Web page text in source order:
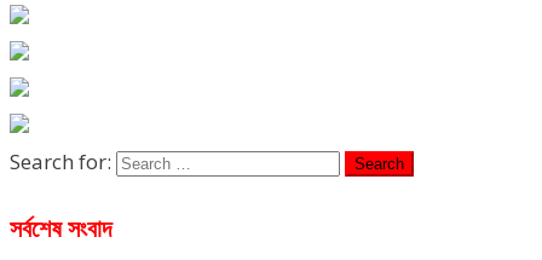
Search for:
সর্বশেষ সংবাদ